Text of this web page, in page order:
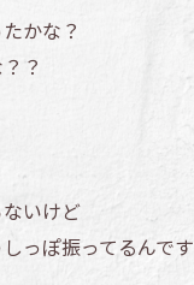
かな？
？
いけど
っぽ振ってるんです